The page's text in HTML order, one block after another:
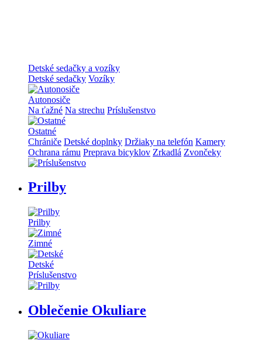
Detské sedačky a vozíky
Detské sedačky Vozíky
Autonosiče
Na ťažné Na strechu Príslušenstvo
Ostatné
Chrániče Detské doplnky Držiaky na telefón Kamery
Ochrana rámu Preprava bicyklov Zrkadlá Zvončeky
Prilby
Prilby
Zimné
Detské
Príslušenstvo
Oblečenie Okuliare